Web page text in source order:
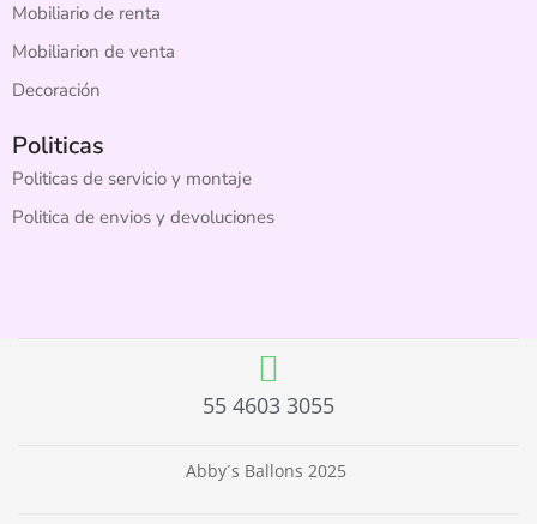
Mobiliario de renta
Mobiliarion de venta
Decoración
Politicas
Politicas de servicio y montaje
Politica de envios y devoluciones
55 4603 3055
Abby´s Ballons 2025